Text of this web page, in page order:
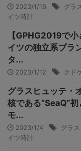
2023/1/16 グラ
イツ時計
【GPHG2019で
イツの独立系ブラ
タ...
2023/1/12 クド
グラスヒュッテ・
核である“SeaQ”
モ...
2023/1/4 グラ
イツ時計